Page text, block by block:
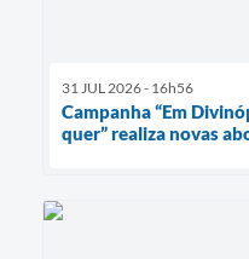
31 JUL 2026 - 16h56
Campanha “Em
quer” realiza novas